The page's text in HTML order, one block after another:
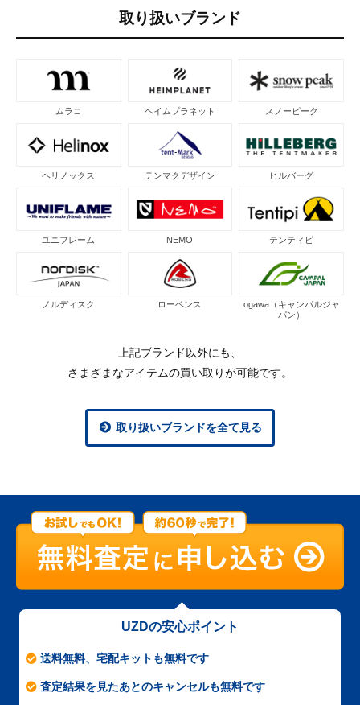
取り扱いブランド
ムラコ ヘイムプラネット スノーピーク
ヘリノックス テンマクデザイン ヒルバーグ
ユニフレーム NEMO テンティピ
ノルディスク ローベンス
ogawa（キャンパルジャ
パン）
上記ブランド以外にも、
さまざまなアイテムの買い取りが可能です。
取り扱いブランドを全て見る
UZDの安心ポイント
送料無料、宅配キットも無料です
査定結果を見たあとのキャンセルも無料です